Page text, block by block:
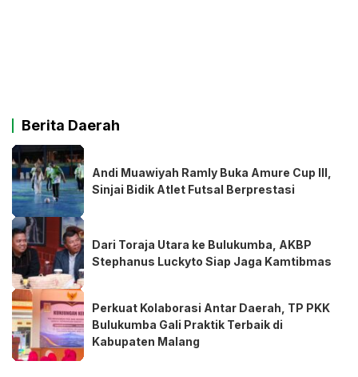
Berita Daerah
Andi Muawiyah Ramly Buka Amure Cup III,
Sinjai Bidik Atlet Futsal Berprestasi
Dari Toraja Utara ke Bulukumba, AKBP
Stephanus Luckyto Siap Jaga Kamtibmas
Perkuat Kolaborasi Antar Daerah, TP PKK
Bulukumba Gali Praktik Terbaik di
Kabupaten Malang